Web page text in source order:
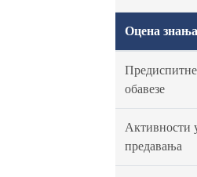
Оцена
Предиспитне
обавезе
Активности
предавања